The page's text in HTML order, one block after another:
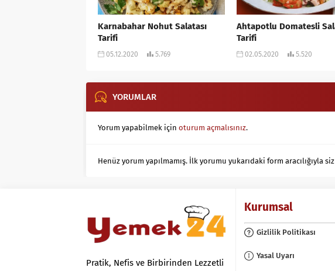
Karnabahar Nohut Salatası
Tarifi
05.12.2020 5.769
Ahtapotlu Domatesli
Tarifi
02.05.2020 5.520
YORUMLAR
Yorum yapabilmek için oturum açmalısınız.
Henüz yorum yapılmamış. İlk yorumu yukarıdaki form aracılığıyla
Pratik, Nefis ve Birbirinden Lezzetli
Kurumsal
Gizlilik Politikası
Yasal Uyarı